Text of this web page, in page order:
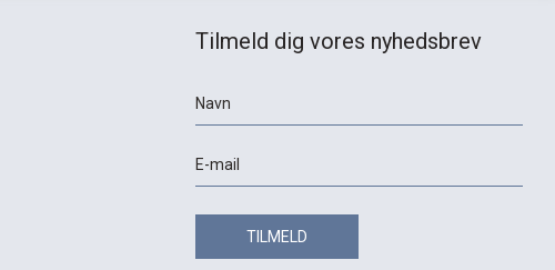
Tilmeld dig vores nyhedsbrev